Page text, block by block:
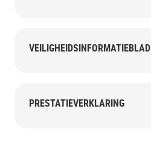
VEILIGHEIDSINFORMATIEBLAD
PRESTATIEVERKLARING